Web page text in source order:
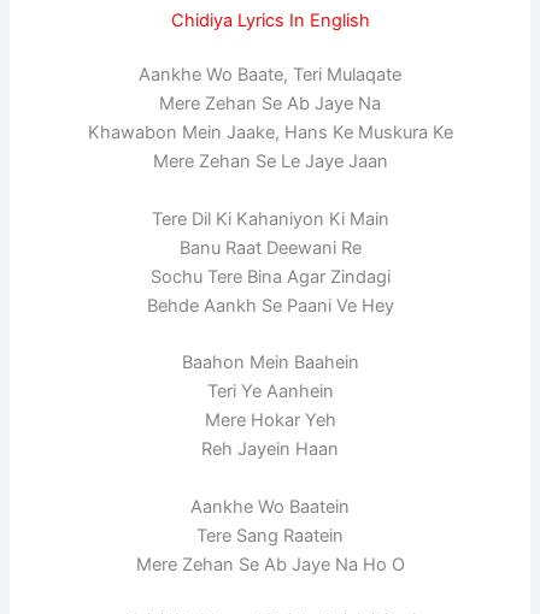
Chidiya Lyrics In English
Aankhe Wo Baate, Teri Mulaqate
Mere Zehan Se Ab Jaye Na
Khawabon Mein Jaake, Hans Ke Muskura Ke
Mere Zehan Se Le Jaye Jaan
Tere Dil Ki Kahaniyon Ki Main
Banu Raat Deewani Re
Sochu Tere Bina Agar Zindagi
Behde Aankh Se Paani Ve Hey
Baahon Mein Baahein
Teri Ye Aanhein
Mere Hokar Yeh
Reh Jayein Haan
Aankhe Wo Baatein
Tere Sang Raatein
Mere Zehan Se Ab Jaye Na Ho O